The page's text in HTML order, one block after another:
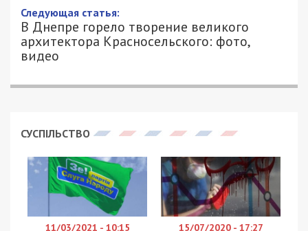
Следующая статья:
В Днепре горело творение великого
архитектора Красносельского: фото,
видео
СУСПІЛЬСТВО
11/03/2021 - 10:15 15/07/2020 - 17:27